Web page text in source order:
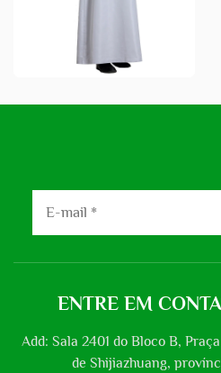
ENTRE EM
Add: Sala 2401 do Bloco B,
de Shijiazhuang,